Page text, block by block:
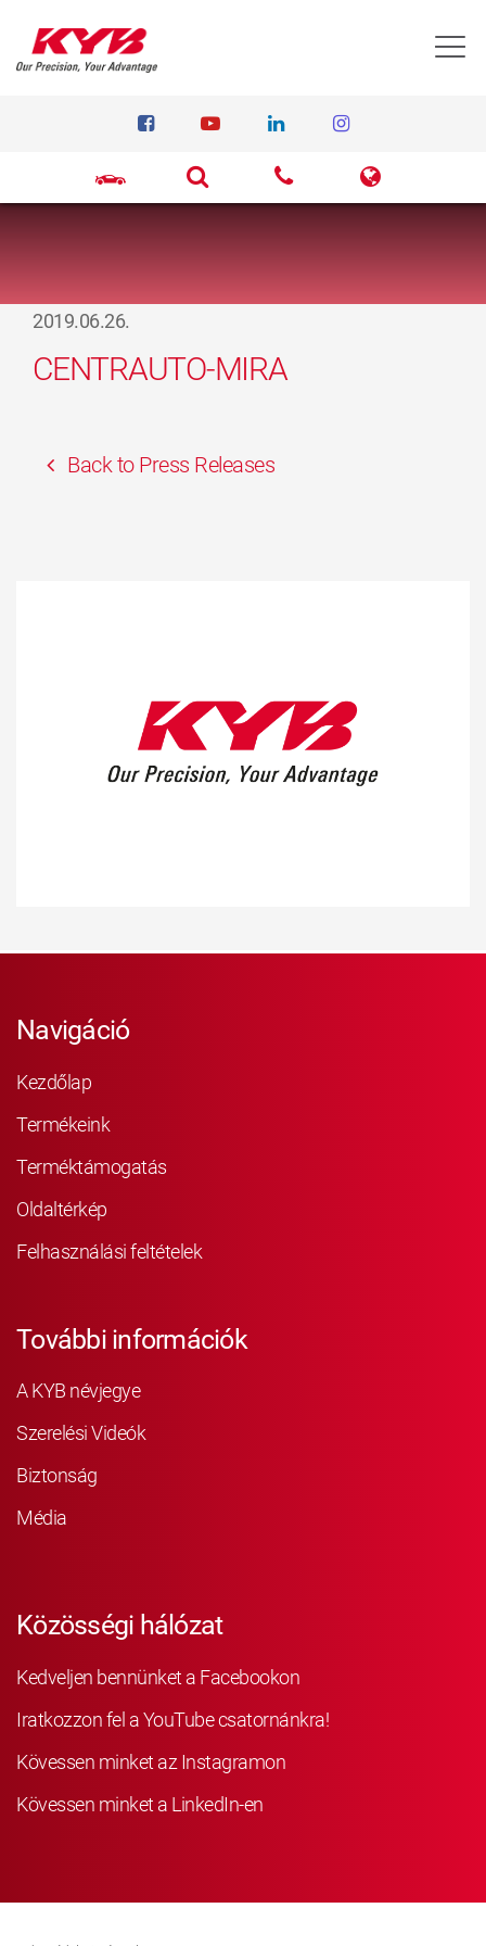
2019.06.26.
CENTRAUTO-MIRA
Back to Press Releases
Navigáció
Kezdőlap
Termékeink
Terméktámogatás
Oldaltérkép
Felhasználási feltételek
További információk
A KYB névjegye
Szerelési Videók
Biztonság
Média
Közösségi hálózat
Kedveljen bennünket a Facebookon
Iratkozzon fel a YouTube csatornánkra!
Kövessen minket az Instagramon
Kövessen minket a LinkedIn-en